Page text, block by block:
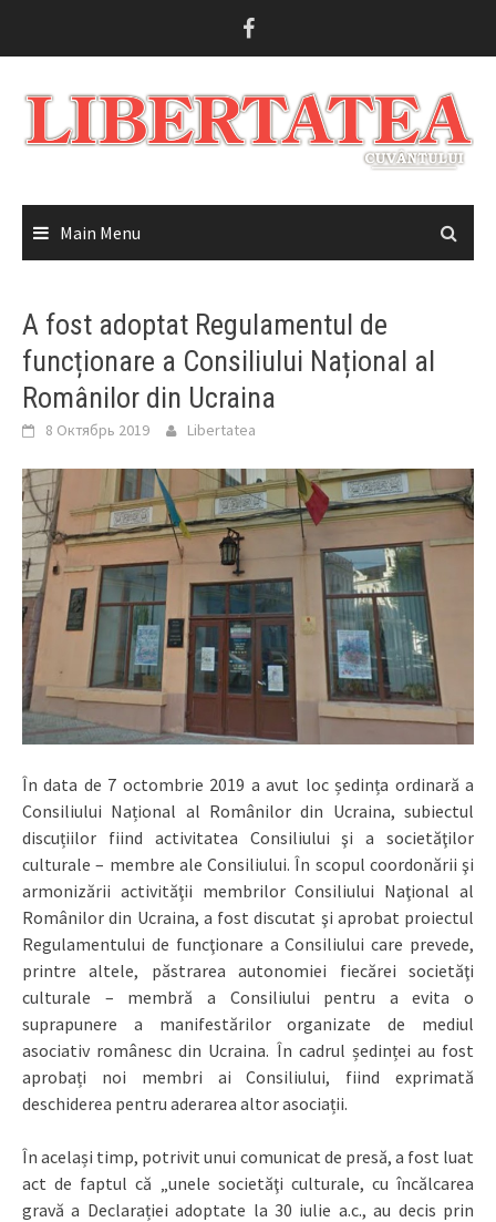
Main Menu
A fost adoptat Regulamentul de
funcționare a Consiliului Național al
Românilor din Ucraina
8 Октябрь 2019 Libertatea
În data de 7 octombrie 2019 a avut loc ședința ordinară a
Consiliului Național al Românilor din Ucraina, subiectul
discuțiilor fiind activitatea Consiliului şi a societăţilor
culturale – membre ale Consiliului. În scopul coordonării şi
armonizării activităţii membrilor Consiliului Naţional al
Românilor din Ucraina, a fost discutat şi aprobat proiectul
Regulamentului de funcţionare a Consiliului care prevede,
printre altele, păstrarea autonomiei fiecărei societăţi
culturale – membră a Consiliului pentru a evita o
suprapunere a manifestărilor organizate de mediul
asociativ românesc din Ucraina. În cadrul ședinței au fost
aprobați noi membri ai Consiliului, fiind exprimată
deschiderea pentru aderarea altor asociații.
În același timp, potrivit unui comunicat de presă, a fost luat
act de faptul că „unele societăţi culturale, cu încălcarea
gravă a Declarației adoptate la 30 iulie a.c., au decis prin